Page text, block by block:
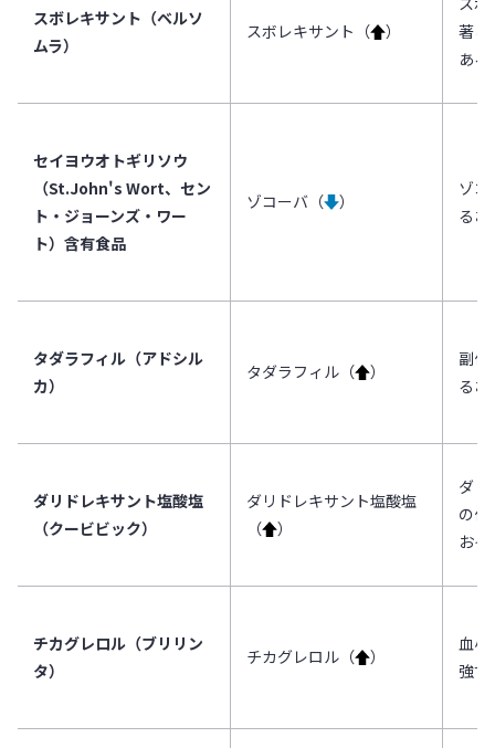
スボレキサント（ベルソ
ムラ）
スボレキサント（↑）
著し
ある
セイヨウオトギリソウ
（St.John's Wort、セン
ト・ジョーンズ・ワー
ト）含有食品
ゾコーバ（↓）
ゾコ
るお
タダラフィル（アドシル
カ）
タダラフィル（↑）
副作
るお
ダリドレキサント塩酸塩
（クービビック）
ダリドレキサント塩酸塩
（↑）
ダリ
の作
お
チカグレロル（ブリリン
タ）
チカグレロル（↑）
血小
強す